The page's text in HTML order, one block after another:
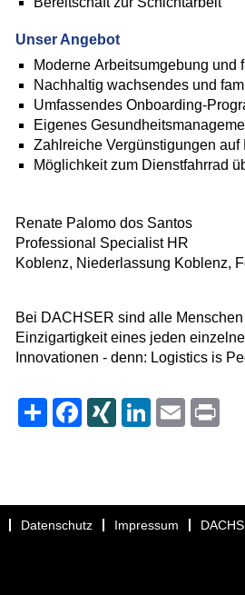
Unser Angebot
Moderne Arbeitsumgebung und
Nachhaltig wachsendes und
Umfassendes Onboarding-
Eigenes
Zahlreiche Vergünstigungen
Möglichkeit zum Dienstfahrrad
Renate Palomo dos Santos
Professional Specialist HR
Koblenz, Niederlassung Koblenz,
Bei DACHSER sind alle
Einzigartigkeit eines jeden
Innovationen - denn: Logistics is
Share FacebookXING LinkedInEmail
Datenschutz Impressum